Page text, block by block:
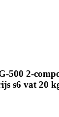
500 2-
s6 vat 20